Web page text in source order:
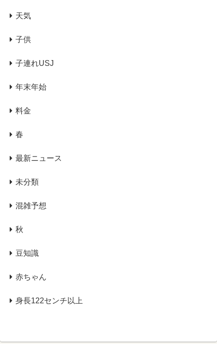
天気
子供
子連れUSJ
年末年始
料金
春
最新ニュース
未分類
混雑予想
秋
豆知識
赤ちゃん
身長122センチ以上